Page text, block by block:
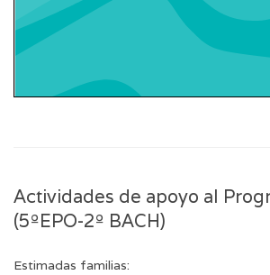
Actividades de apoyo al
(5ºEPO-2º BACH)
Estimadas familias: